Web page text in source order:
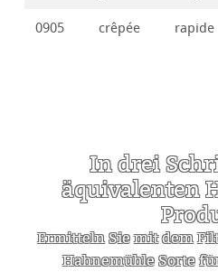
0905 crêpée rapide
In drei
äquivalenten
Ermitteln Sie mit dem
Hahnemühle Sorte